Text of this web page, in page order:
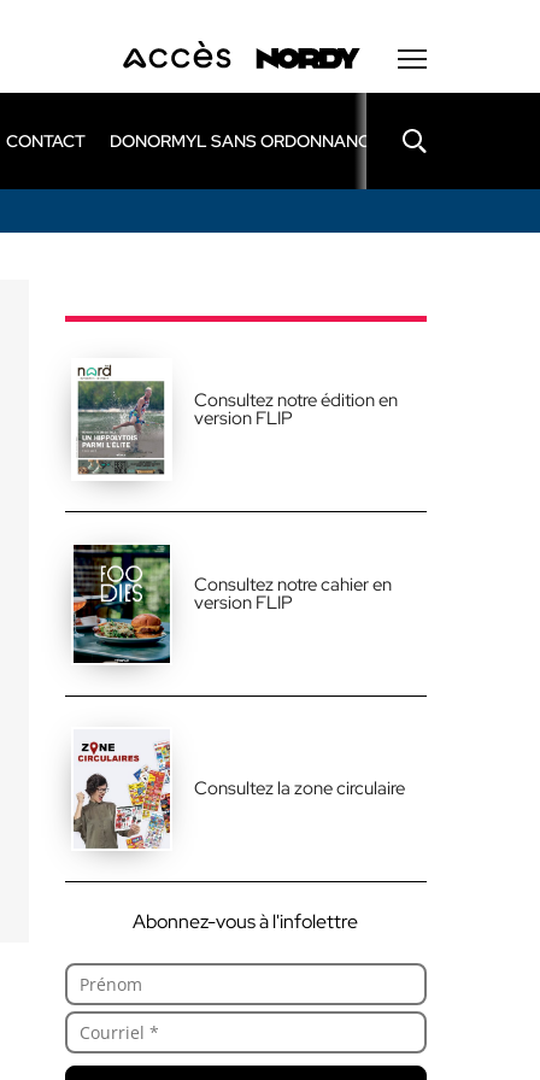
CONTACT DONORMYL SANS ORDONNANCE LEXOMIL SANS
Consultez notre édition en
version FLIP
Consultez notre cahier en
version FLIP
Consultez la zone circulaire
Abonnez-vous à l'infolettre